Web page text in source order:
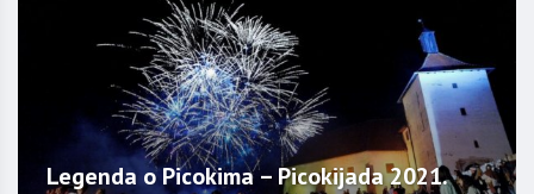
Legenda o Picokima – Picokijada 2021.